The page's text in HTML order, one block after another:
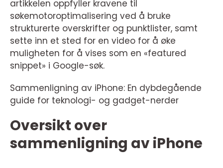
artikkelen oppfyller kravene til
søkemotoroptimalisering ved å bruke
strukturerte overskrifter og punktlister, samt
sette inn et sted for en video for å øke
muligheten for å vises som en «featured
snippet» i Google-søk.
Sammenligning av iPhone: En dybdegående
guide for teknologi- og gadget-nerder
Oversikt over
sammenligning av iPhone